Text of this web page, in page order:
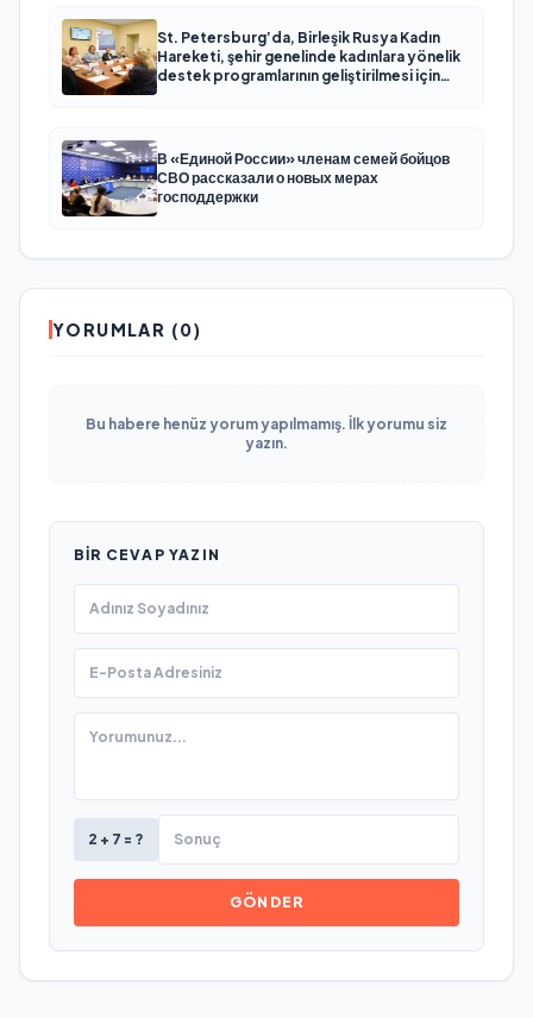
St. Petersburg’da, Birleşik Rusya Kadın
Hareketi, şehir genelinde kadınlara yönelik
destek programlarının geliştirilmesi için
В «Единой России» членам семей бойцов
СВО рассказали о новых мерах
господдержки
YORUMLAR (0)
Bu habere henüz yorum yapılmamış. İlk yorumu siz
yazın.
BIR CEVAP YAZIN
2 + 7 = ?
GÖNDER